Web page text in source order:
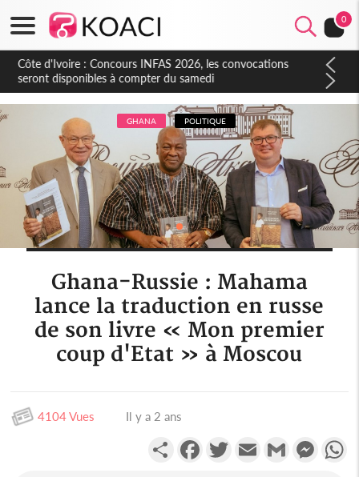
0
Côte d'Ivoire : Concours INFAS 2026, les convocations
seront disponibles à compter du samedi
GHANA POLITIQUE
Ghana-Russie : Mahama
lance la traduction en russe
de son livre « Mon premier
coup d'Etat » à Moscou
4104 Vues Il y a 2 ans
PartagerFacebookTwitterEmail Gmail